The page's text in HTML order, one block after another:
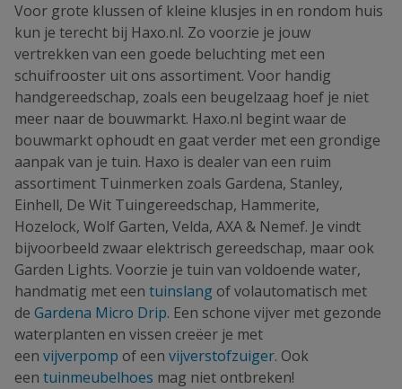
Voor grote klussen of kleine klusjes in en rondom huis
kun je terecht bij Haxo.nl. Zo voorzie je jouw
vertrekken van een goede beluchting met een
schuifrooster uit ons assortiment. Voor handig
handgereedschap, zoals een beugelzaag hoef je niet
meer naar de bouwmarkt. Haxo.nl begint waar de
bouwmarkt ophoudt en gaat verder met een grondige
aanpak van je tuin. Haxo is dealer van een ruim
assortiment Tuinmerken zoals Gardena, Stanley,
Einhell, De Wit Tuingereedschap, Hammerite,
Hozelock, Wolf Garten, Velda, AXA & Nemef. Je vindt
bijvoorbeeld zwaar elektrisch gereedschap, maar ook
Garden Lights. Voorzie je tuin van voldoende water,
handmatig met een tuinslang of volautomatisch met
de Gardena Micro Drip. Een schone vijver met gezonde
waterplanten en vissen creëer je met
een vijverpomp of een vijverstofzuiger. Ook
een tuinmeubelhoes mag niet ontbreken!